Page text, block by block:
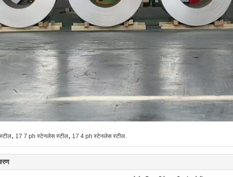
, 17 7 ph स्टेनलेस स्टील, 17 4 ph स्टेनलेस स्टील